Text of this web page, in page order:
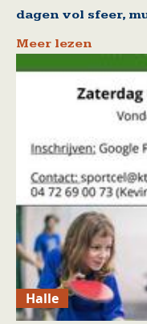
dagen vol sfeer,
Meer lezen
Halle